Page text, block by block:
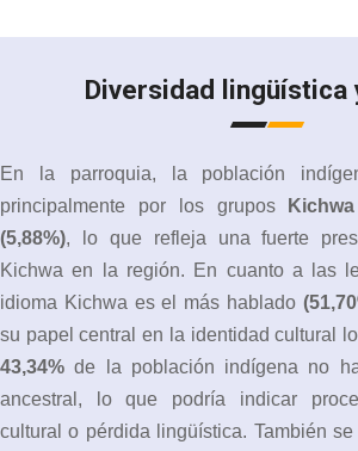
Diversidad lingüística
En la parroquia, la población
principalmente por los grupos
(5,88%), lo que refleja una fuerte
Kichwa en la región. En cuanto a las
idioma Kichwa es el más hablado
su papel central en la identidad cultural
43,34% de la población indígena no
ancestral, lo que podría indicar
cultural o pérdida lingüística. También